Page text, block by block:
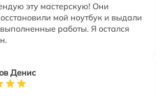
эту мастерскую! Они
мой ноутбук и выдали
работы. Я остался
Денис